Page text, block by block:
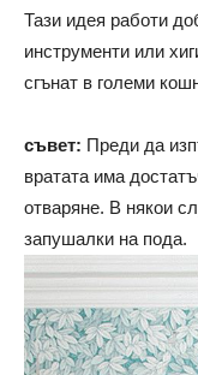
Тази идея работи
инструменти или
сгънат в големи
съвет: Преди да
вратата има
отваряне. В някои
запушалки на пода.